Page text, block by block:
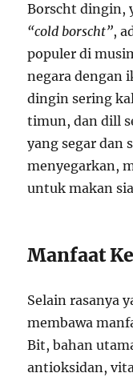
Borscht dingin,
“cold borscht”,
populer di
negara dengan
dingin sering
timun, dan dill
yang segar dan
menyegarkan,
untuk makan
Manfaat
Selain rasanya
membawa
Bit, bahan
antioksidan,